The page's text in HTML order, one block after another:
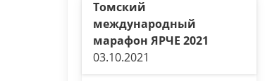
Томский
международный
марафон ЯРЧЕ 2021
03.10.2021